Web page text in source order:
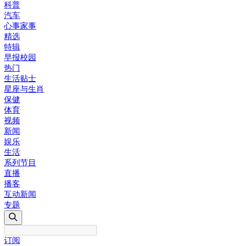
科普
汽车
心事家事
精选
特辑
早报校园
热门
生活贴士
星座与生肖
保健
体育
视频
新闻
娱乐
生活
系列节目
直播
播客
互动新闻
专题
订阅